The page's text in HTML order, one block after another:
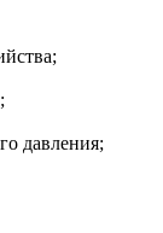
давления;